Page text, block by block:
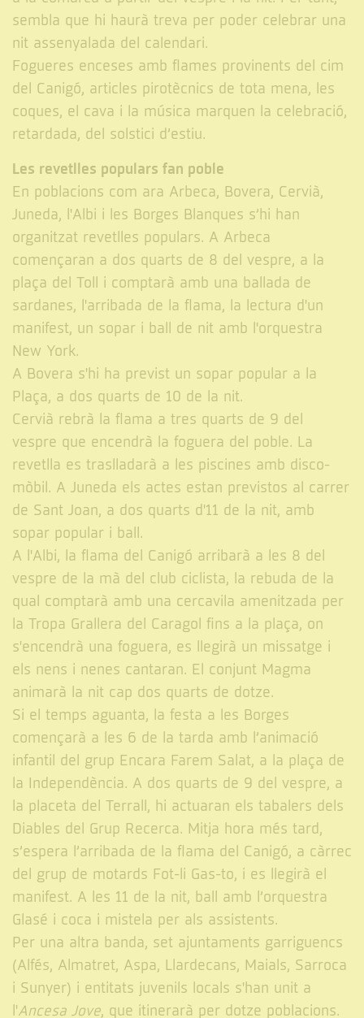
sembla que hi haurà treva per poder celebrar una
nit assenyalada del calendari.
Fogueres enceses amb flames provinents del cim
del Canigó, articles pirotècnics de tota mena, les
coques, el cava i la música marquen la celebració,
retardada, del solstici d’estiu.
Les revetlles populars fan poble
En poblacions com ara Arbeca, Bovera, Cervià,
Juneda, l'Albi i les Borges Blanques s’hi han
organitzat revetlles populars. A Arbeca
començaran a dos quarts de 8 del vespre, a la
plaça del Toll i comptarà amb una ballada de
sardanes, l'arribada de la flama, la lectura d'un
manifest, un sopar i ball de nit amb l'orquestra
New York.
A Bovera s'hi ha previst un sopar popular a la
Plaça, a dos quarts de 10 de la nit.
Cervià rebrà la flama a tres quarts de 9 del
vespre que encendrà la foguera del poble. La
revetlla es traslladarà a les piscines amb disco-
mòbil. A Juneda els actes estan previstos al carrer
de Sant Joan, a dos quarts d'11 de la nit, amb
sopar popular i ball.
A l'Albi, la flama del Canigó arribarà a les 8 del
vespre de la mà del club ciclista, la rebuda de la
qual comptarà amb una cercavila amenitzada per
la Tropa Grallera del Caragol fins a la plaça, on
s'encendrà una foguera, es llegirà un missatge i
els nens i nenes cantaran. El conjunt Magma
animarà la nit cap dos quarts de dotze.
Si el temps aguanta, la festa a les Borges
començarà a les 6 de la tarda amb l’animació
infantil del grup Encara Farem Salat, a la plaça de
la Independència. A dos quarts de 9 del vespre, a
la placeta del Terrall, hi actuaran els tabalers dels
Diables del Grup Recerca. Mitja hora més tard,
s’espera l’arribada de la flama del Canigó, a càrrec
del grup de motards Fot-li Gas-to, i es llegirà el
manifest. A les 11 de la nit, ball amb l’orquestra
Glasé i coca i mistela per als assistents.
Per una altra banda, set ajuntaments garriguencs
(Alfés, Almatret, Aspa, Llardecans, Maials, Sarroca
i Sunyer) i entitats juvenils locals s'han unit a
l'Ancesa Jove, que itinerarà per dotze poblacions.